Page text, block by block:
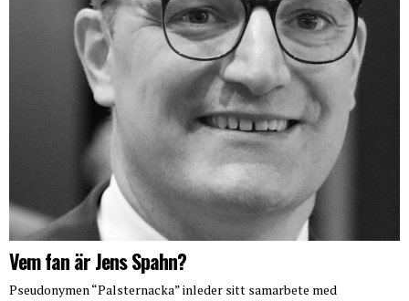
Vem fan är Jens Spahn?
Pseudonymen “Palsternacka” inleder sitt samarbete med